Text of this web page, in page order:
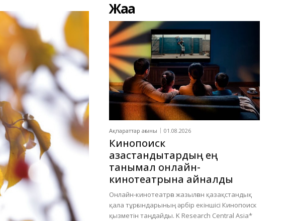
Жаңа
Ақпараттар ағыны 01.08.2026
Кинопоиск
қазақстандықтардың ең
танымал онлайн-
кинотеатрына айналды
Онлайн-кинотеатрға жазылған қазақстандық
қала тұрғындарының әрбір екіншісі Кинопоиск
қызметін таңдайды. K Research Central Asia*